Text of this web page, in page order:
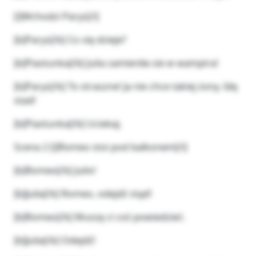
[i]Wchodzi Parys[/i]
[b]Parys[/b] Co się dzieje?
[b]Piastunka[/b] Julia zamieniła sie w wampira!
[b]Parys[/b] To straszne! Ja nie chce takiej żony. Idę
stad!
[b]Piastunka[/b] Uciekaj.
Scena 2 [i]Romeo stoi pod balkonem[/i]
[b]Romeo[/b] Julio!
[b]Julia[/b] Romeo, odejdź stąd!
[b]Romeo[/b] Muszę ci coś powiedzieć.
[b]Julia[/b] Odejdź!